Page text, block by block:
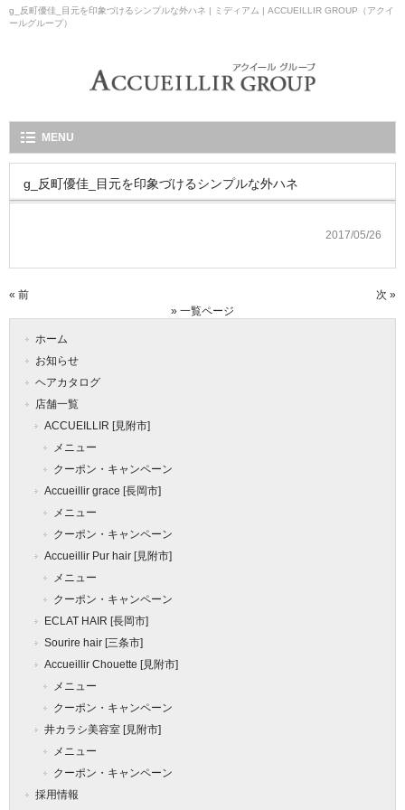
g_反町優佳_目元を印象づけるシンプルな外ハネ | ミディアム | ACCUEILLIR GROUP（アクイ
ールグループ）
MENU
g_反町優佳_目元を印象づけるシンプルな外ハネ
2017/05/26
« 前
次 »
» 一覧ページ
ホーム
お知らせ
ヘアカタログ
店舗一覧
ACCUEILLIR [見附市]
メニュー
クーポン・キャンペーン
Accueillir grace [長岡市]
メニュー
クーポン・キャンペーン
Accueillir Pur hair [見附市]
メニュー
クーポン・キャンペーン
ECLAT HAIR [長岡市]
Sourire hair [三条市]
Accueillir Chouette [見附市]
メニュー
クーポン・キャンペーン
井カラシ美容室 [見附市]
メニュー
クーポン・キャンペーン
採用情報